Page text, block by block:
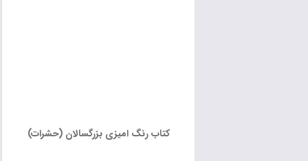
کتاب رنگ امیزی بزرگسالان (حشرات)